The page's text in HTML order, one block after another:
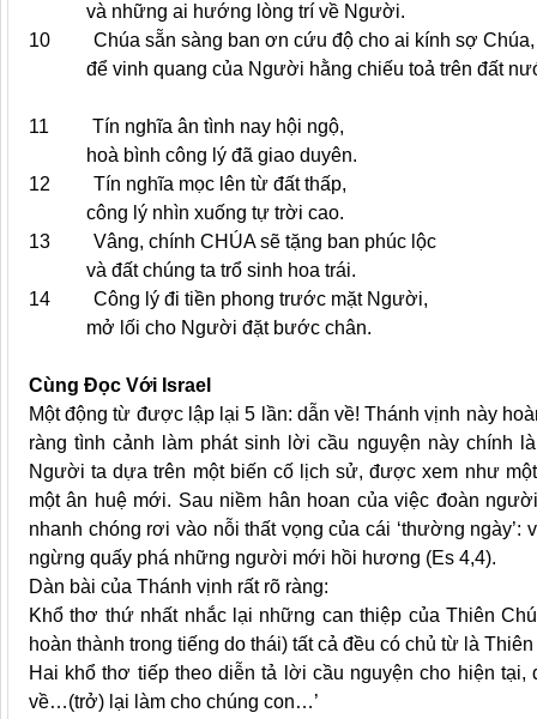
và những ai hướng lòng trí về Người.
10 Chúa sẵn sàng ban ơn cứu độ cho ai kính sợ Chúa,
để vinh quang của Người hằng chiếu toả trên đất
11 Tín nghĩa ân tình nay hội ngộ,
hoà bình công lý đã giao duyên.
12 Tín nghĩa mọc lên từ đất thấp,
công lý nhìn xuống tự trời cao.
13 Vâng, chính CHÚA sẽ tặng ban phúc lộc
và đất chúng ta trổ sinh hoa trái.
14 Công lý đi tiền phong trước mặt Người,
mở lối cho Người đặt bước chân.
Cùng Đọc Với Israel
Một động từ được lập lại 5 lần: dẫn về! Thánh vịnh này
ràng tình cảnh làm phát sinh lời cầu nguyện này
Người ta dựa trên một biến cố lịch sử, được xem như
một ân huệ mới. Sau niềm hân hoan của việc đoàn
nhanh chóng rơi vào nỗi thất vọng của cái ‘thường
ngừng quấy phá những người mới hồi hương (Es 4,4).
Dàn bài của Thánh vịnh rất rõ ràng:
Khổ thơ thứ nhất nhắc lại những can thiệp của Thiên
hoàn thành trong tiếng do thái) tất cả đều có chủ từ là
Hai khổ thơ tiếp theo diễn tả lời cầu nguyện cho hiện
về…(trở) lại làm cho chúng con…’